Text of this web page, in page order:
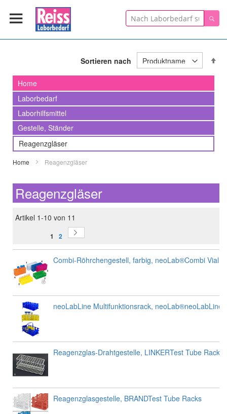
Suche
Home Reagenzgläser
Reagenzgläser
Artikel 1-10 von 11
Sie lesen gerade Seite
1 Seite
2
Seite
Sortieren nach
Combi-Röhrchengestell, farbig, neoLab®Combi Vial
neoLabLine Multifunktionsrack, neoLab®neoLabLine
Reagenzglas-Drahtgestelle, LINKERTest Tube Racks
Reagenzglasgestelle, BRANDTest Tube Racks
Home
Laborbedarf
Laborhilfsmittel
Gestelle, Ständer
Reagenzgläser